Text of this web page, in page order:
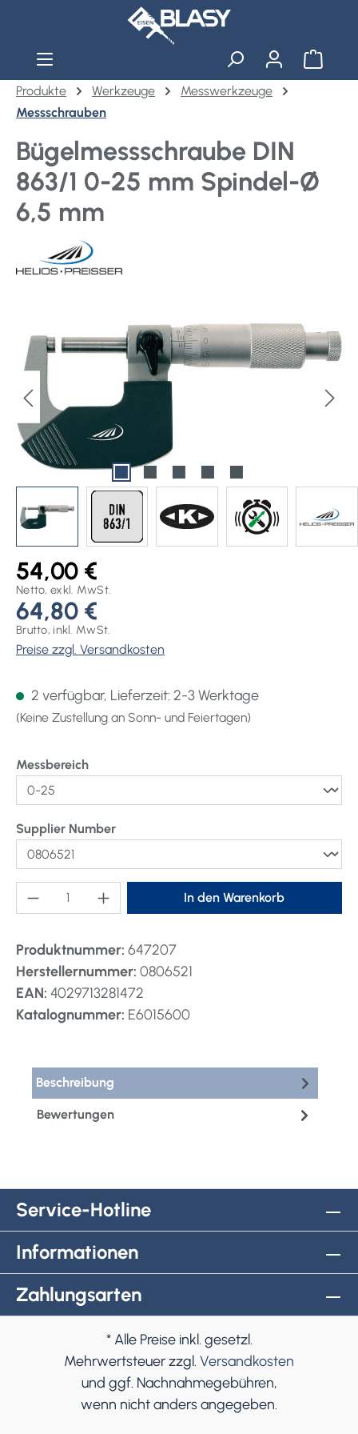
Zum Hauptinhalt springen
Produkte
Werkzeuge
Messwerkzeuge
Messschrauben
Bügelmessschraube DIN
863/1 0-25 mm Spindel-Ø
6,5 mm
54,00 €
Netto, exkl. MwSt.
64,80 €
Brutto, inkl. MwSt.
Preise zzgl. Versandkosten
2 verfügbar, Lieferzeit: 2-3 Werktage
(Keine Zustellung an Sonn- und Feiertagen)
Messbereichauswählen
Supplier Numberauswählen
Produkt Anzahl: Gib den gewünschten
In den Warenkorb
Produktnummer: 647207
Herstellernummer: 0806521
EAN: 4029713281472
Katalognummer: E6015600
Beschreibung
Bewertungen
Service-Hotline
Informationen
Zahlungsarten
* Alle Preise inkl. gesetzl.
Mehrwertsteuer zzgl. Versandkosten
und ggf. Nachnahmegebühren,
wenn nicht anders angegeben.